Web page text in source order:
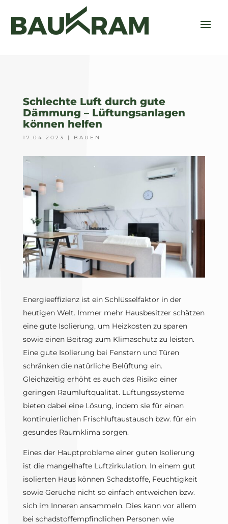
Schlechte Luft durch gute
Dämmung – Lüftungsanlagen
können helfen
17.04.2023 | BAUEN
Energieeffizienz ist ein Schlüsselfaktor in der
heutigen Welt. Immer mehr Hausbesitzer schätzen
eine gute Isolierung, um Heizkosten zu sparen
sowie einen Beitrag zum Klimaschutz zu leisten.
Eine gute Isolierung bei Fenstern und Türen
schränken die natürliche Belüftung ein.
Gleichzeitig erhöht es auch das Risiko einer
geringen Raumluftqualität. Lüftungssysteme
bieten dabei eine Lösung, indem sie für einen
kontinuierlichen Frischluftaustausch bzw. für ein
gesundes Raumklima sorgen.
Eines der Hauptprobleme einer guten Isolierung
ist die mangelhafte Luftzirkulation. In einem gut
isolierten Haus können Schadstoffe, Feuchtigkeit
sowie Gerüche nicht so einfach entweichen bzw.
sich im Inneren ansammeln. Dies kann vor allem
bei schadstoffempfindlichen Personen wie